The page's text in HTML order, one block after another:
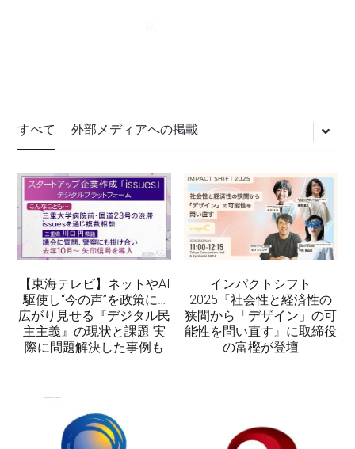
すべて 外部メディアへの掲載
【東海テレビ】ネットやAI
駆使し“今の声”を政策に…
広がり見せる『デジタル民
主主義』の現状と課題 実
際に問題解決した事例も
インパクトシフト
2025『社会性と経済性の
狭間から「デザイン」の可
能性を問い直す』に取締役
の富樫が登壇